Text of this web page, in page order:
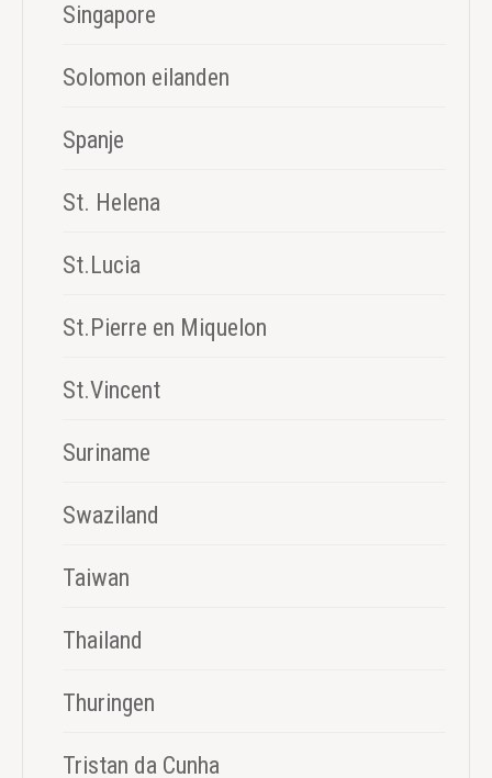
Singapore
Solomon eilanden
Spanje
St. Helena
St.Lucia
St.Pierre en Miquelon
St.Vincent
Suriname
Swaziland
Taiwan
Thailand
Thuringen
Tristan da Cunha